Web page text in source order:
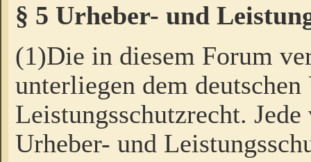
§ 5 Urheber- und
(1)Die in diesem Forum
unterliegen dem
Leistungsschutzrecht.
Urheber- und